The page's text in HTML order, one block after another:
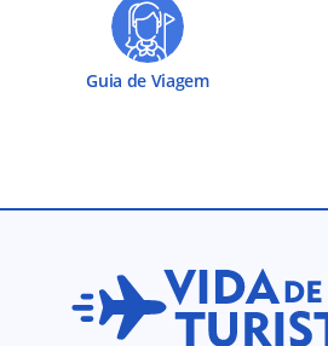
Guia de Viagem